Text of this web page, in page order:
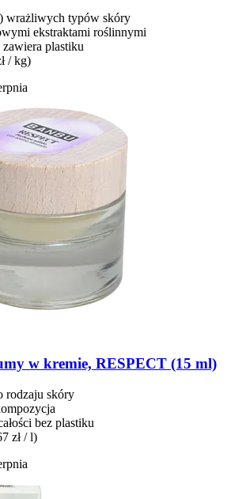
wrażliwych typów skóry
ekstraktami roślinnymi
plastiku
/ kg)
w kremie, RESPECT (15 ml)
rodzaju skóry
bez plastiku
zł / l)